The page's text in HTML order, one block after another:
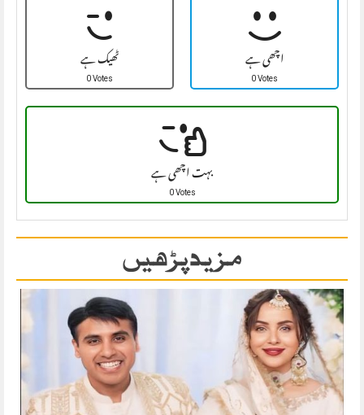
ٹھیک ہے
0 Votes اچھی ہے
0 Votes
بہت اچھی ہے
0 Votes
مزید پڑھیں